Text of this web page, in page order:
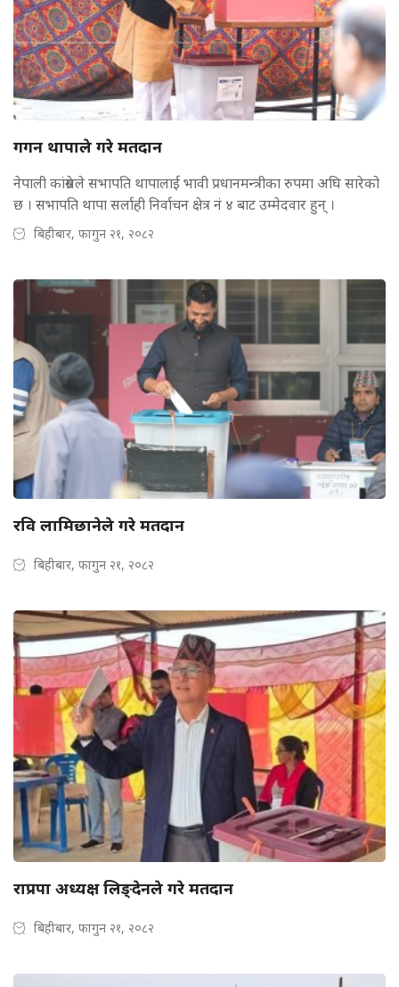
गगन थापाले गरे मतदान
नेपाली कांग्रेसले सभापति थापालाई भावी प्रधानमन्त्रीका रुपमा अघि सारेको
छ । सभापति थापा सर्लाही निर्वाचन क्षेत्र नं ४ बाट उम्मेदवार हुन् ।
बिहीबार, फागुन २१, २०८२
रवि लामिछानेले गरे मतदान
बिहीबार, फागुन २१, २०८२
राप्रपा अध्यक्ष लिङ्देनले गरे मतदान
बिहीबार, फागुन २१, २०८२